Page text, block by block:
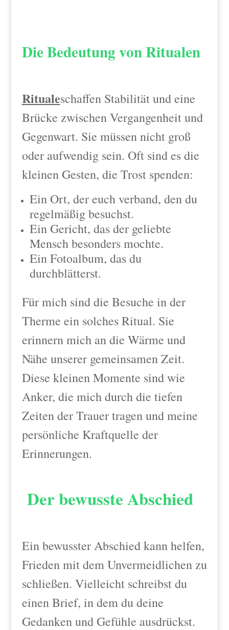
Die Bedeutung von Ritualen
Ritualeschaffen Stabilität und eine
Brücke zwischen Vergangenheit und
Gegenwart. Sie müssen nicht groß
oder aufwendig sein. Oft sind es die
kleinen Gesten, die Trost spenden:
Ein Ort, der euch verband, den du
regelmäßig besuchst.
Ein Gericht, das der geliebte
Mensch besonders mochte.
Ein Fotoalbum, das du
durchblätterst.
Für mich sind die Besuche in der
Therme ein solches Ritual. Sie
erinnern mich an die Wärme und
Nähe unserer gemeinsamen Zeit.
Diese kleinen Momente sind wie
Anker, die mich durch die tiefen
Zeiten der Trauer tragen und meine
persönliche Kraftquelle der
Erinnerungen.
Der bewusste Abschied
Ein bewusster Abschied kann helfen,
Frieden mit dem Unvermeidlichen zu
schließen. Vielleicht schreibst du
einen Brief, in dem du deine
Gedanken und Gefühle ausdrückst.